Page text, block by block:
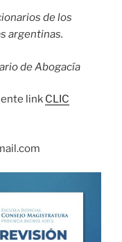
de los
argentinas.
de Abogacía
link CLIC